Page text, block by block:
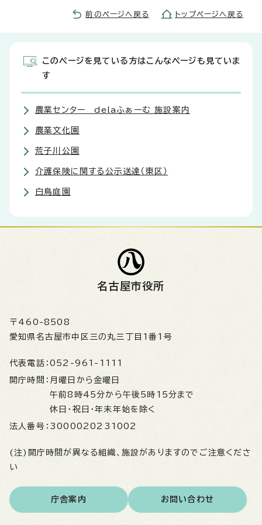
前のページへ戻る トップページへ戻る
このページを見ている方はこんなページも見ていま
す
農業センター delaふぁーむ 施設案内
農業文化園
荒子川公園
介護保険に関する公示送達（東区）
白鳥庭園
名古屋市役所
〒460-8508
愛知県名古屋市中区三の丸三丁目1番1号
代表電話： 052-961-1111
開庁時間： 月曜日から金曜日
午前8時45分から午後5時15分まで
休日・祝日・年末年始を除く
法人番号： 3000020231002
(注)開庁時間が異なる組織、施設がありますのでご注意くださ
い
庁舎案内 お問い合わせ